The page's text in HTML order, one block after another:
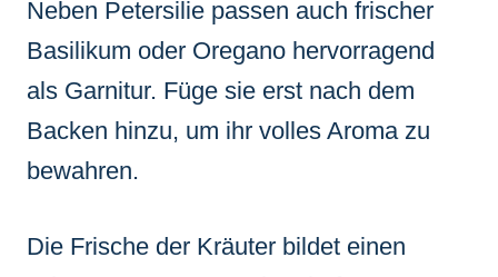
Neben Petersilie passen auch frischer
Basilikum oder Oregano hervorragend
als Garnitur. Füge sie erst nach dem
Backen hinzu, um ihr volles Aroma zu
bewahren.
Die Frische der Kräuter bildet einen